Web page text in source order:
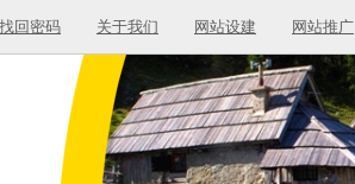
找回密码 关于我们 网站设建 网站推广